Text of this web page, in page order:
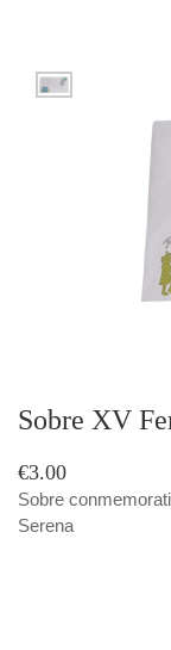
Sobre XV
€3.00
Sobre
Serena